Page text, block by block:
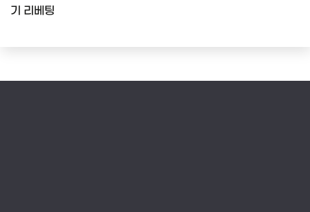
기 리베팅